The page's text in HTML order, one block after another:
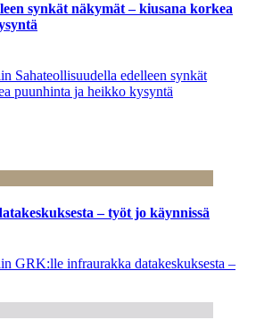
synkät näkymät – kiusana korkea
Sahateollisuudella edelleen synkät
puunhinta ja heikko kysyntä
– työt jo käynnissä
GRK:lle infraurakka datakeskuksesta –